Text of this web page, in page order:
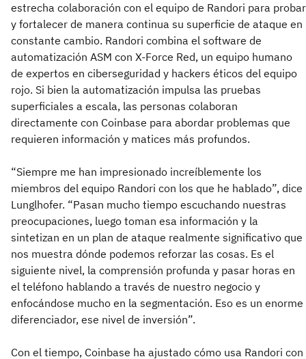
estrecha colaboración con el equipo de Randori para probar
y fortalecer de manera continua su superficie de ataque en
constante cambio. Randori combina el software de
automatización ASM con X-Force Red, un equipo humano
de expertos en ciberseguridad y hackers éticos del equipo
rojo. Si bien la automatización impulsa las pruebas
superficiales a escala, las personas colaboran
directamente con Coinbase para abordar problemas que
requieren información y matices más profundos.
“Siempre me han impresionado increíblemente los
miembros del equipo Randori con los que he hablado”, dice
Lunglhofer. “Pasan mucho tiempo escuchando nuestras
preocupaciones, luego toman esa información y la
sintetizan en un plan de ataque realmente significativo que
nos muestra dónde podemos reforzar las cosas. Es el
siguiente nivel, la comprensión profunda y pasar horas en
el teléfono hablando a través de nuestro negocio y
enfocándose mucho en la segmentación. Eso es un enorme
diferenciador, ese nivel de inversión”.
Con el tiempo, Coinbase ha ajustado cómo usa Randori con